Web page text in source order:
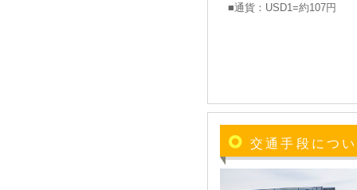
■通貨：USD1=約107円
交通手段につ